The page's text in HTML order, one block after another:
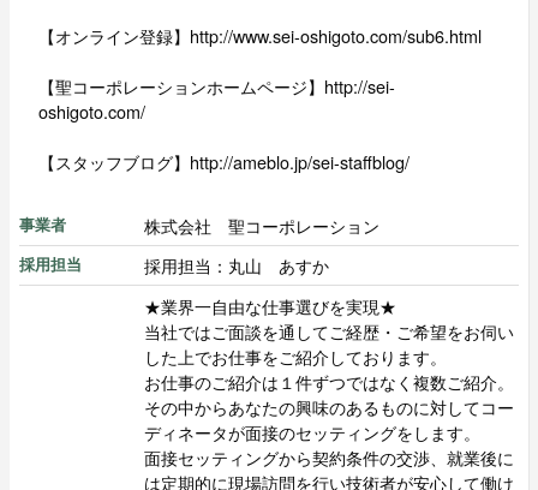
【オンライン登録】http://www.sei-oshigoto.com/sub6.html
【聖コーポレーションホームページ】http://sei-
oshigoto.com/
【スタッフブログ】http://ameblo.jp/sei-staffblog/
事業者 株式会社 聖コーポレーション
採用担当 採用担当：丸山 あすか
★業界一自由な仕事選びを実現★
当社ではご面談を通してご経歴・ご希望をお伺い
した上でお仕事をご紹介しております。
お仕事のご紹介は１件ずつではなく複数ご紹介。
その中からあなたの興味のあるものに対してコー
ディネータが面接のセッティングをします。
面接セッティングから契約条件の交渉、就業後に
は定期的に現場訪問を行い技術者が安心して働け